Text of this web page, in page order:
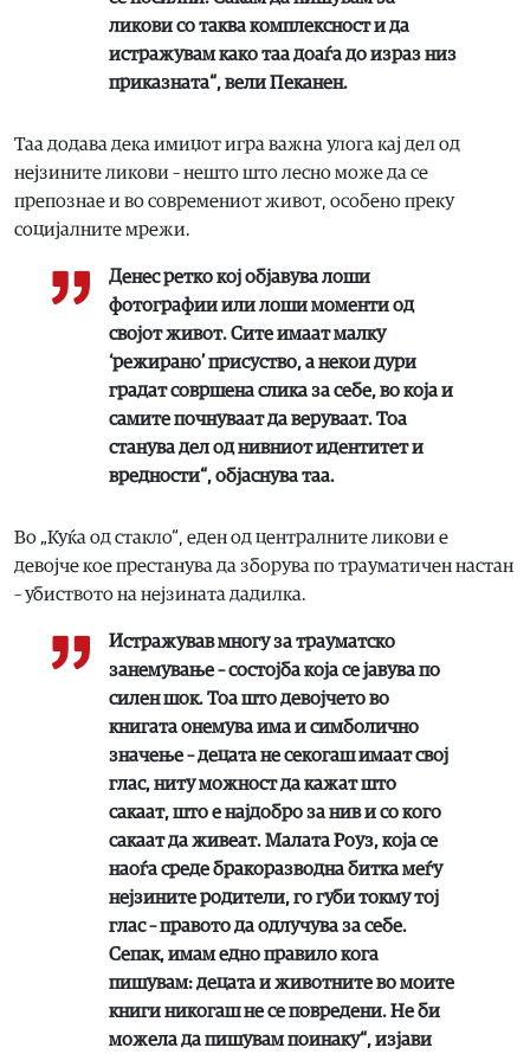
ликови со таква комплексност и да
истражувам како таа доаѓа до израз низ
приказната“, вели Пеканен.
Таа додава дека имиџот игра важна улога кај дел од
нејзините ликови – нешто што лесно може да се
препознае и во современиот живот, особено преку
социјалните мрежи.
Денес ретко кој објавува лоши
фотографии или лоши моменти од
својот живот. Сите имаат малку
‘режирано’ присуство, а некои дури
градат совршена слика за себе, во која и
самите почнуваат да веруваат. Тоа
станува дел од нивниот идентитет и
вредности“, објаснува таа.
Во „Куќа од стакло“, еден од централните ликови е
девојче кое престанува да зборува по трауматичен настан
– убиството на нејзината дадилка.
Истражував многу за трауматско
занемување – состојба која се јавува по
силен шок. Тоа што девојчето во
книгата онемува има и симболично
значење – децата не секогаш имаат свој
глас, ниту можност да кажат што
сакаат, што е најдобро за нив и со кого
сакаат да живеат. Малата Роуз, која се
наоѓа среде бракоразводна битка меѓу
нејзините родители, го губи токму тој
глас – правото да одлучува за себе.
Сепак, имам едно правило кога
пишувам: децата и животните во моите
книги никогаш не се повредени. Не би
можела да пишувам поинаку“, изјави